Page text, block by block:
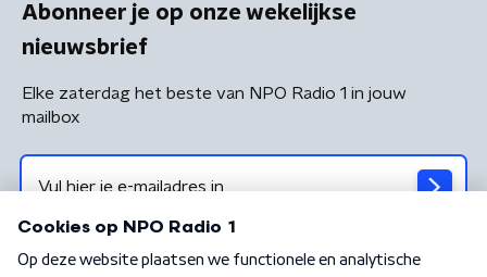
Abonneer je op onze wekelijkse
nieuwsbrief
Elke zaterdag het beste van NPO Radio 1 in jouw
mailbox